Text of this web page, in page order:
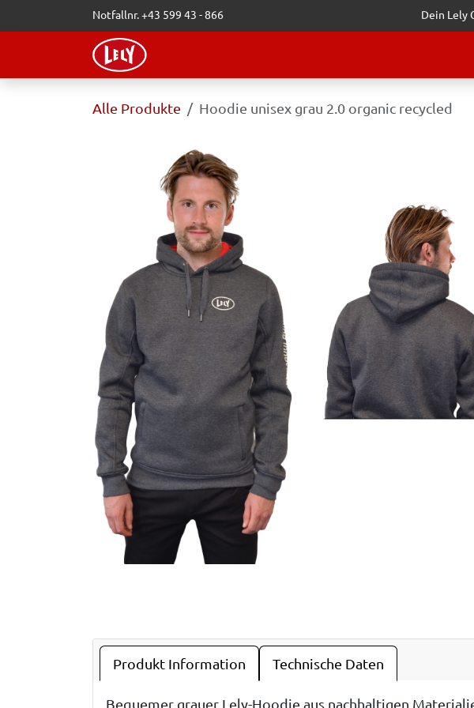
Zum Inhalt springenNotfallnr. +43 599 43 - 866 Dein Lely
Alle Produkte Hoodie unisex grau 2.0 organic recycled
Produkt Information Technische Daten
Bequemer grauer Lely-Hoodie aus nachhaltigen